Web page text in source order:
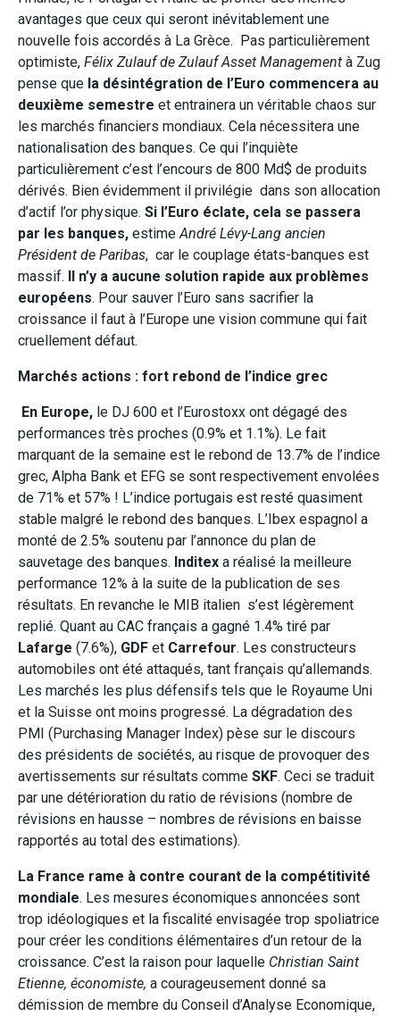
avantages que ceux qui seront inévitablement une
nouvelle fois accordés à La Grèce. Pas particulièrement
optimiste, Félix Zulauf de Zulauf Asset Management à Zug
pense que la désintégration de l’Euro commencera au
deuxième semestre et entrainera un véritable chaos sur
les marchés financiers mondiaux. Cela nécessitera une
nationalisation des banques. Ce qui l’inquiète
particulièrement c’est l’encours de 800 Md$ de produits
dérivés. Bien évidemment il privilégie dans son allocation
d’actif l’or physique. Si l’Euro éclate, cela se passera
par les banques, estime André Lévy-Lang ancien
Président de Paribas, car le couplage états-banques est
massif. Il n’y a aucune solution rapide aux problèmes
européens. Pour sauver l’Euro sans sacrifier la
croissance il faut à l’Europe une vision commune qui fait
cruellement défaut.
Marchés actions : fort rebond de l’indice grec
En Europe, le DJ 600 et l’Eurostoxx ont dégagé des
performances très proches (0.9% et 1.1%). Le fait
marquant de la semaine est le rebond de 13.7% de l’indice
grec, Alpha Bank et EFG se sont respectivement envolées
de 71% et 57% ! L’indice portugais est resté quasiment
stable malgré le rebond des banques. L’Ibex espagnol a
monté de 2.5% soutenu par l’annonce du plan de
sauvetage des banques. Inditex a réalisé la meilleure
performance 12% à la suite de la publication de ses
résultats. En revanche le MIB italien s’est légèrement
replié. Quant au CAC français a gagné 1.4% tiré par
Lafarge (7.6%), GDF et Carrefour. Les constructeurs
automobiles ont été attaqués, tant français qu’allemands.
Les marchés les plus défensifs tels que le Royaume Uni
et la Suisse ont moins progressé. La dégradation des
PMI (Purchasing Manager Index) pèse sur le discours
des présidents de sociétés, au risque de provoquer des
avertissements sur résultats comme SKF. Ceci se traduit
par une détérioration du ratio de révisions (nombre de
révisions en hausse – nombres de révisions en baisse
rapportés au total des estimations).
La France rame à contre courant de la compétitivité
mondiale. Les mesures économiques annoncées sont
trop idéologiques et la fiscalité envisagée trop spoliatrice
pour créer les conditions élémentaires d’un retour de la
croissance. C’est la raison pour laquelle Christian Saint
Etienne, économiste, a courageusement donné sa
démission de membre du Conseil d’Analyse Economique,